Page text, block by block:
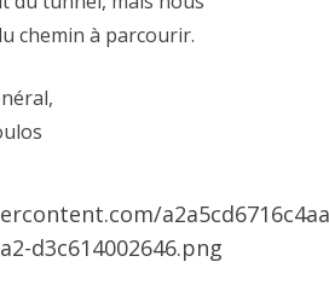
chemin à parcourir.